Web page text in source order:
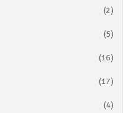
(2)
(5)
(16)
(17)
(4)